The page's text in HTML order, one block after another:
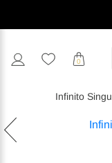
0